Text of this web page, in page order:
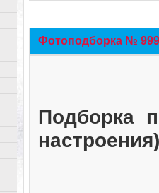
Фотоподборка №
Подборка